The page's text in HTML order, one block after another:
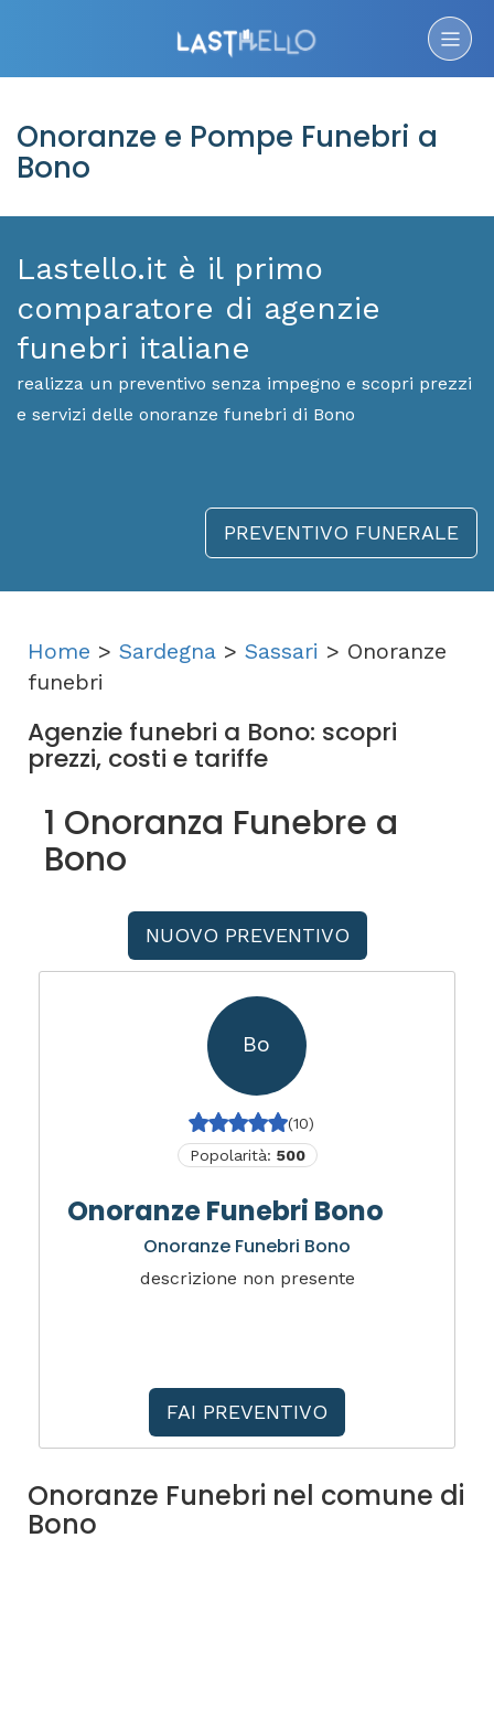
Onoranze e Pompe Funebri a
Bono
Lastello.it è il primo
comparatore di agenzie
funebri italiane
realizza un preventivo senza impegno e scopri prezzi
e servizi delle onoranze funebri di Bono
PREVENTIVO FUNERALE
Home > Sardegna > Sassari > Onoranze
funebri
Agenzie funebri a Bono: scopri
prezzi, costi e tariffe
1 Onoranza Funebre a
Bono
NUOVO PREVENTIVO
Bo
(10)
Popolarità: 500
Onoranze Funebri Bono
Onoranze Funebri Bono
descrizione non presente
FAI PREVENTIVO
Onoranze Funebri nel comune di
Bono